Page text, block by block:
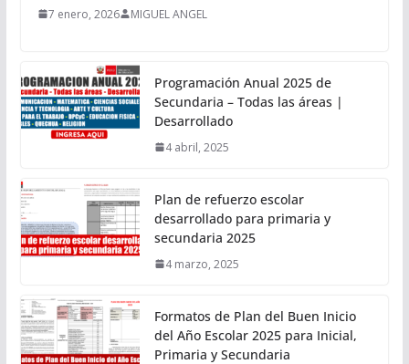
7 enero, 2026 MIGUEL ANGEL
Programación Anual 2025 de
Secundaria – Todas las áreas |
Desarrollado
4 abril, 2025
Plan de refuerzo escolar
desarrollado para primaria y
secundaria 2025
4 marzo, 2025
Formatos de Plan del Buen Inicio
del Año Escolar 2025 para Inicial,
Primaria y Secundaria